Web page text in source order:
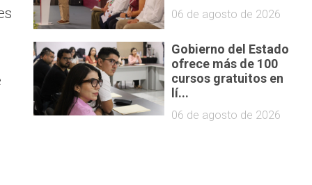
06 de agosto de 2026
Gobierno del Estado
ofrece más de 100
cursos gratuitos en
lí...
06 de agosto de 2026